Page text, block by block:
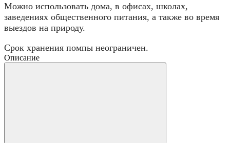
Можно использовать дома, в офисах, школах,
заведениях общественного питания, а также во время
выездов на природу.
Срок хранения помпы неограничен.
Описание